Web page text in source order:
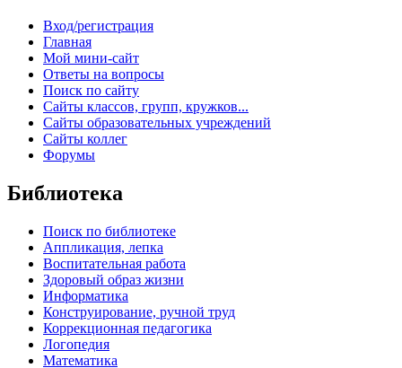
Вход/регистрация
Главная
Мой мини-сайт
Ответы на вопросы
Поиск по сайту
Сайты классов, групп, кружков...
Сайты образовательных учреждений
Сайты коллег
Форумы
Библиотека
Поиск по библиотеке
Аппликация, лепка
Воспитательная работа
Здоровый образ жизни
Информатика
Конструирование, ручной труд
Коррекционная педагогика
Логопедия
Математика